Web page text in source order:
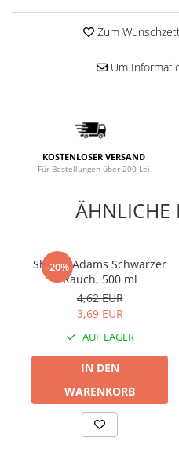
Nervensystem
Schlaf
Verdauung
Wechseljahre
Wohlbefinden & Langlebigkeit
Zum
Um
KOSTENLOSER VERSAND
Für Bestellungen über 200 Lei
ÄHNLICHE
-20%
Shaker Adams Schwarzer
Rauch, 500 ml
4,62 EUR
3,69 EUR
AUF LAGER
IN DEN
WARENKORB